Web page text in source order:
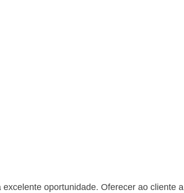
excelente oportunidade. Oferecer ao cliente a